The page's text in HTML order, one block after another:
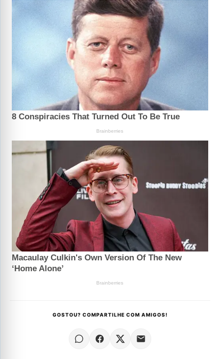
GOSTOU? COMPARTILHE COM AMIGOS!